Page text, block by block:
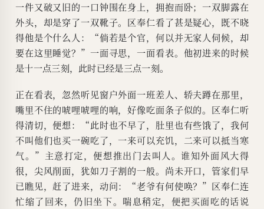
一件又破又旧的一口钟围在身上，拥抱而卧；一双脚露在
外头，却是穿了一双靴子。区奉仁看了甚是疑心，既不晓
得他是个什么人：“倘若是个官，何以并无家人伺候，却
要在这里睡觉？”一面寻思，一面看表。他初进来的时候
是十一点三刻，此时已经是三点一刻。
正在看表，忽然听见窗户外面一班差人、轿夫蹲在那里，
嘴里不住的唬哩唬哩的响，好像吃面条子似的。区奉仁听
得清切，便想：“此时也不早了，肚里也有些饿了，我何
不叫他们也买一碗吃了，一来可以充饥，二来可以抵当寒
气。”主意打定，便想推出门去叫人。谁知外面风大得
很，尖风削面，犹如刀子割的一般。尚未开口，管家们早
已瞧见，赶了进来，动问：“老爷有何使唤？”区奉仁连
忙缩了回来，仍旧坐下。喘息稍定，便把买面吃的话说